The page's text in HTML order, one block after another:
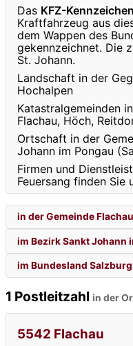
Das KFZ-Kennzeichen
Kraftfahrzeug aus
dem Wappen des
gekennzeichnet. Die
St. Johann.
Landschaft in der
Hochalpen
Katastralgemeinden
Flachau, Höch,
Ortschaft in der
Johann im Pongau
Firmen und
Feuersang finden Sie
in der Gemeinde Flachau
im Bezirk Sankt Johann
im Bundesland Salzburg
1 Postleitzahl in der
5542 Flachau